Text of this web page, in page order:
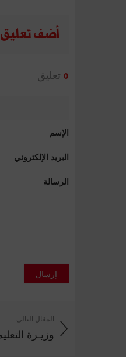
أضف تعليق
0 تعليق
الإسم
البريد الإلكتروني
الرسالة
إرسال
المقال التالي
وزيـرة